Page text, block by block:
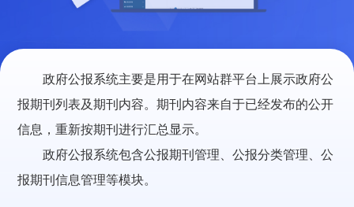
政府公报系统主要是用于在网站群平台上展示政府公
报期刊列表及期刊内容。期刊内容来自于已经发布的公开
信息，重新按期刊进行汇总显示。
政府公报系统包含公报期刊管理、公报分类管理、公
报期刊信息管理等模块。